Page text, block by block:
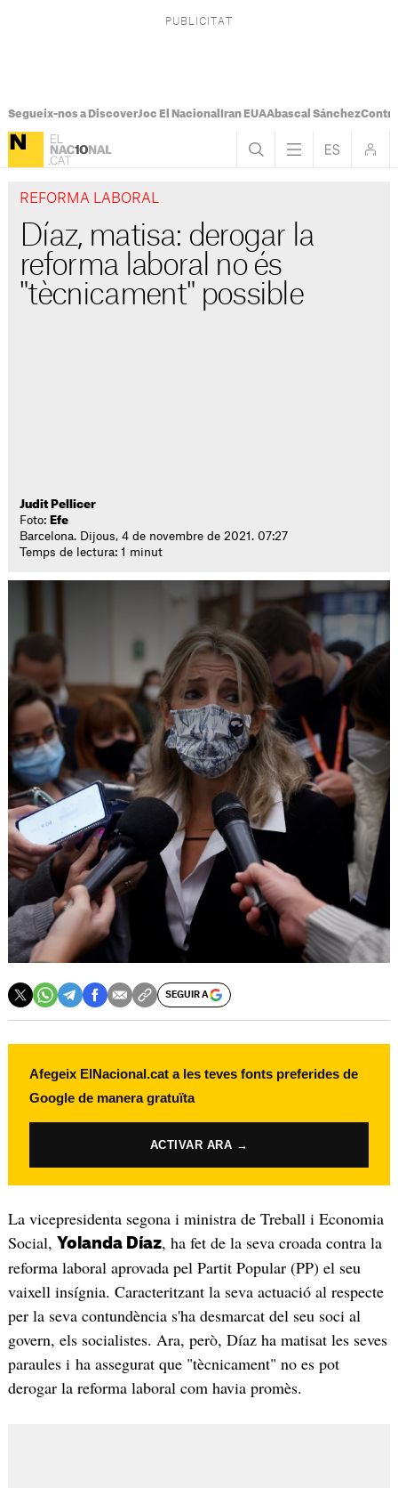
Segueix-nos a DiscoverJoc El Nacional Iran EUAAbascal Sánchez
REFORMA LABORAL
Díaz, matisa: derogar la
reforma laboral no és
"tècnicament" possible
Judit Pellicer
Foto: Efe
Barcelona. Dijous, 4 de novembre de 2021. 07:27
Temps de lectura: 1 minut
SEGUIR A
Afegeix ElNacional.cat a les teves fonts preferides de
Google de manera gratuïta
ACTIVAR ARA →
La vicepresidenta segona i ministra de Treball i Economia
Social, Yolanda Díaz, ha fet de la seva croada contra la
reforma laboral aprovada pel Partit Popular (PP) el seu
vaixell insígnia. Caracteritzant la seva actuació al respecte
per la seva contundència s'ha desmarcat del seu soci al
govern, els socialistes. Ara, però, Díaz ha matisat les seves
paraules i ha assegurat que "tècnicament" no es pot
derogar la reforma laboral com havia promès.